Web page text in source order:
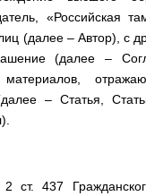
«Российская
(далее – Автор), с
(далее –
материалов,
– Статья,
ст. 437